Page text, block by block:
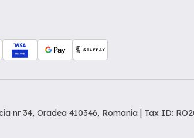
nr 34, Oradea 410346, Romania | Tax ID: